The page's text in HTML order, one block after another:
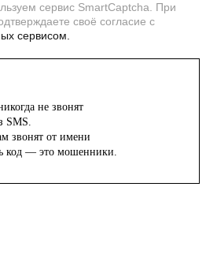
сервис SmartCaptcha. При
своё согласие с
сервисом.
не звонят
SMS.
звонят от имени
код — это мошенники.